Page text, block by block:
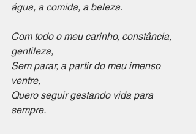
água, a comida, a beleza.
Com todo o meu carinho, constância,
gentileza,
Sem parar, a partir do meu imenso
ventre,
Quero seguir gestando vida para
sempre.